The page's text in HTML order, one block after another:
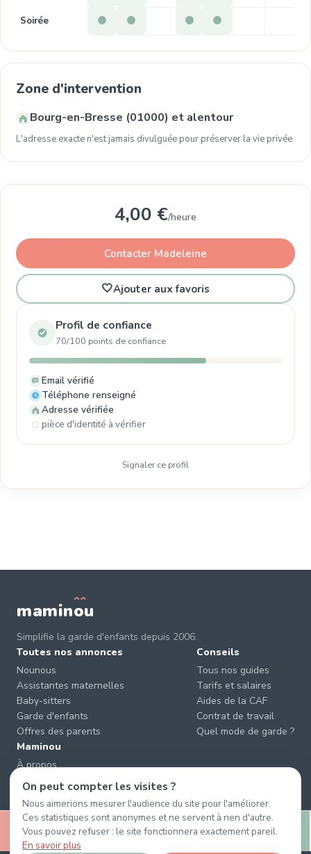
Soirée
Zone d'intervention
Bourg-en-Bresse (01000) et alentour
L'adresse exacte n'est jamais divulguée pour préserver la vie privée.
4,00 €/heure
Contacter Madeleine
🤍Ajouter aux favoris
Profil de confiance
70/100 points de confiance
Email vérifié
Téléphone renseigné
Adresse vérifiée
pièce d'identité à vérifier
Signaler ce profil
🤍
maminou
Simplifie la garde d'enfants depuis 2006.
Toutes nos annonces
Nounous
Assistantes maternelles
Baby-sitters
Garde d'enfants
Offres des parents
Conseils
Tous nos guides
Tarifs et salaires
Aides de la CAF
Contrat de travail
Quel mode de garde ?
Maminou
À propos
Nous contacter
Éviter les arnaques
CGU & CGV
Confidentialité
On peut compter les visites ?
Nous aimerions mesurer l'audience du site pour l'améliorer.
Ces statistiques sont anonymes et ne servent à rien d'autre.
Vous pouvez refuser : le site fonctionnera exactement pareil.
En savoir plus